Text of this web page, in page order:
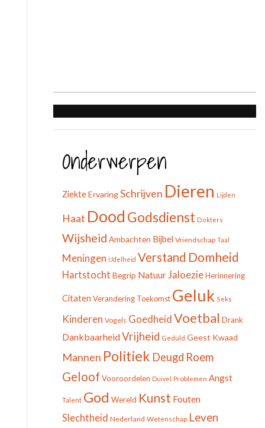
Onderwerpen
ZiekteErvaringSchrijven Dieren Lijden
Haat Dood Godsdienst Dokters
Wijsheid Ambachten Bijbel Vriendschap Taal
Meningen IJdelheid Verstand Domheid
Hartstocht Begrip NatuurJaloezieHerinnering
Citaten Verandering Toekomst Geluk Seks
Kinderen Vogels GoedheidVoetbal Drank
DankbaarheidVrijheid Geduld Geest Kwaad
Mannen Politiek Deugd Roem
Geloof Vooroordelen Duivel Problemen Angst
Talent God Wereld Kunst Fouten
Slechtheid Nederland Wetenschap Leven